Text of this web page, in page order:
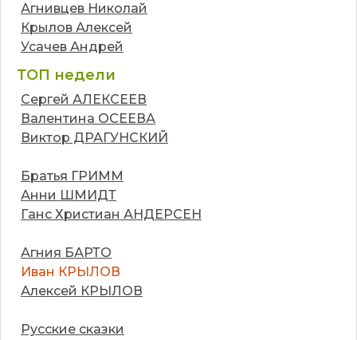
Агнивцев Николай
Крылов Алексей
Усачев Андрей
ТОП недели
Сергей АЛЕКСЕЕВ
Валентина ОСЕЕВА
Виктор ДРАГУНСКИЙ
Братья ГРИММ
Анни ШМИДТ
Ганс Христиан АНДЕРСЕН
Агния БАРТО
Иван КРЫЛОВ
Алексей КРЫЛОВ
Русские сказки